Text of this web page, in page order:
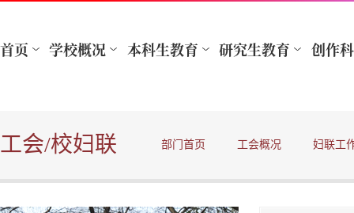
工会/校妇联 部门首页 工会概况 妇联工